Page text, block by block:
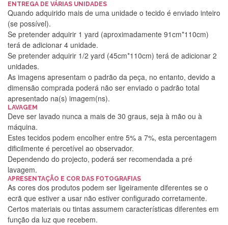
ENTREGA DE VÁRIAS UNIDADES
Quando adquirido mais de uma unidade o tecido é enviado inteiro
(se possível).
Se pretender adquirir 1 yard (aproximadamente 91cm*110cm)
terá de adicionar 4 unidade.
Se pretender adquirir 1/2 yard (45cm*110cm) terá de adicionar 2
unidades.
As imagens apresentam o padrão da peça, no entanto, devido a
dimensão comprada poderá não ser enviado o padrão total
apresentado na(s) imagem(ns).
LAVAGEM
Deve ser lavado nunca a mais de 30 graus, seja à mão ou à
máquina.
Estes tecidos podem encolher entre 5% a 7%, esta percentagem
dificilmente é percetível ao observador.
Dependendo do projecto, poderá ser recomendada a pré
lavagem.
APRESENTAÇÃO E COR DAS FOTOGRAFIAS
As cores dos produtos podem ser ligeiramente diferentes se o
ecrã que estiver a usar não estiver configurado corretamente.
Certos materiais ou tintas assumem características diferentes em
função da luz que recebem.
Silvia Lopes
Encomenda direitinha. Rapidez e segurança. Volto a
encomendar.